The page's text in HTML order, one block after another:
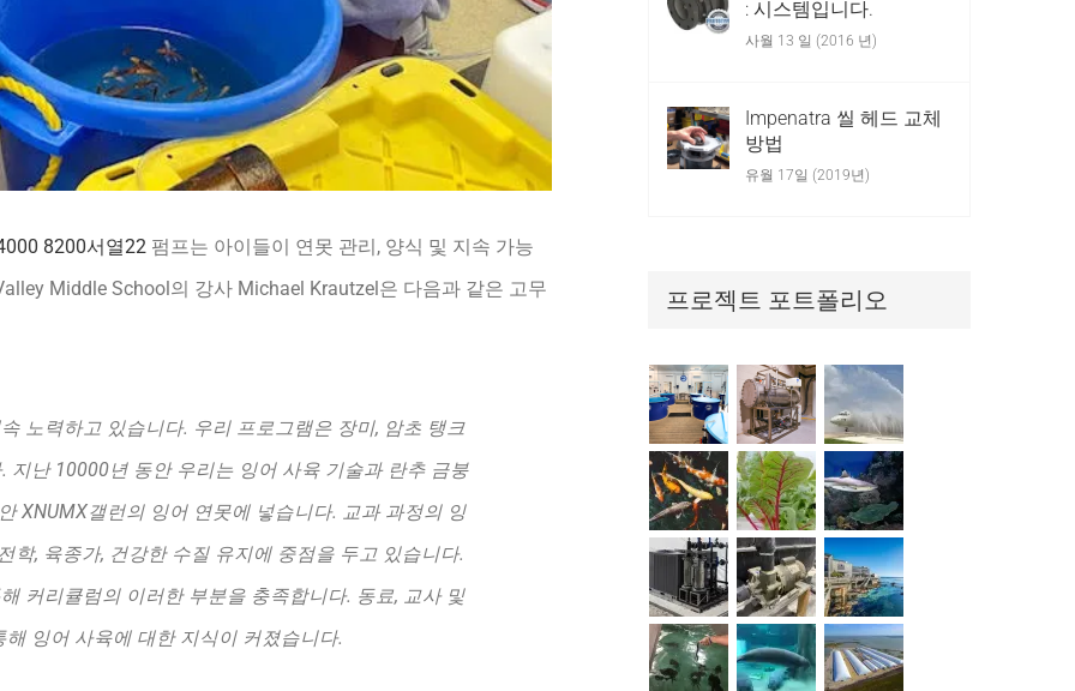
8200서열22 펌프는 아이들이 연못 관리, 양식 및 지속 가능
Middle School의 강사 Michael Krautzel은 다음과 같은 고무
노력하고 있습니다. 우리 프로그램은 장미, 암초 탱크
난 10000년 동안 우리는 잉어 사육 기술과 란추 금붕
XNUMX갤런의 잉어 연못에 넣습니다. 교과 과정의 잉
학, 육종가, 건강한 수질 유지에 중점을 두고 있습니다.
커리큘럼의 이러한 부분을 충족합니다. 동료, 교사 및
잉어 사육에 대한 지식이 커졌습니다.
: 시스템입니다.
사월 13 일 (2016 년)
Impenatra 씰 헤드 교체
방법
유월 17일 (2019년)
프로젝트 포트폴리오